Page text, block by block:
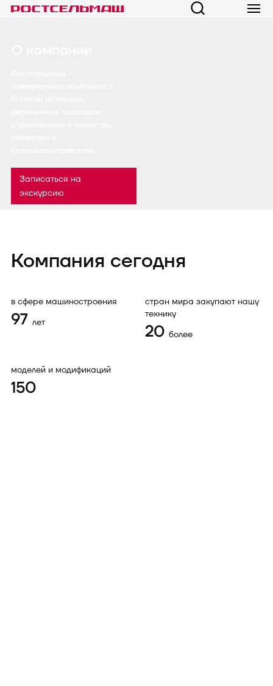
Записаться на
экскурсию
Компания сегодня
в сфере машиностроения
97 лет
стран мира закупают нашу
технику
20 более
моделей и модификаций
150